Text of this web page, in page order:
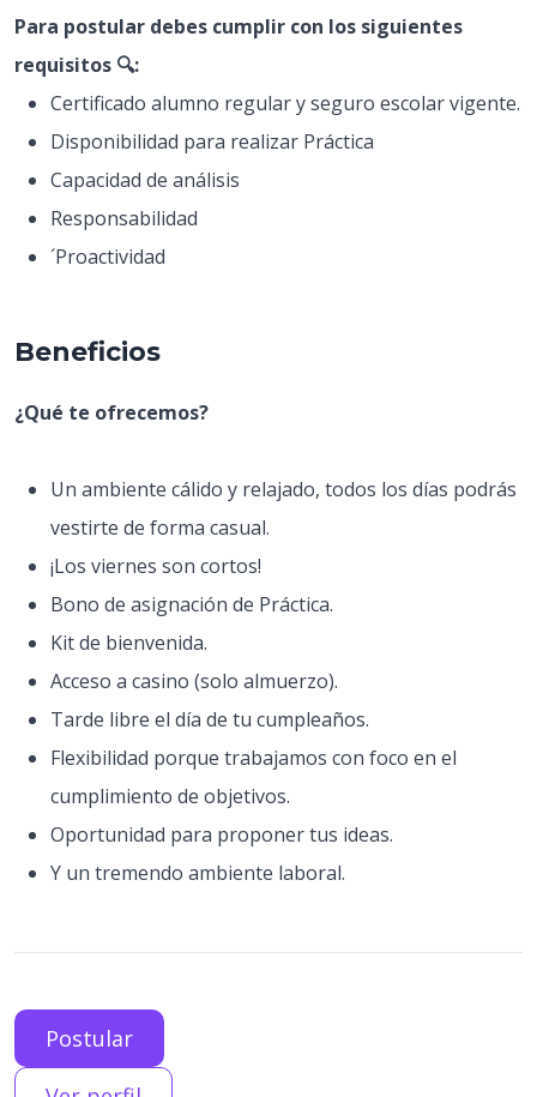
Para postular debes cumplir con los siguientes
requisitos 🔍:
Certificado alumno regular y seguro escolar vigente.
Disponibilidad para realizar Práctica
Capacidad de análisis
Responsabilidad
´Proactividad
Beneficios
¿Qué te ofrecemos?
Un ambiente cálido y relajado, todos los días podrás
vestirte de forma casual.
¡Los viernes son cortos!
Bono de asignación de Práctica.
Kit de bienvenida.
Acceso a casino (solo almuerzo).
Tarde libre el día de tu cumpleaños.
Flexibilidad porque trabajamos con foco en el
cumplimiento de objetivos.
Oportunidad para proponer tus ideas.
Y un tremendo ambiente laboral.
Postular